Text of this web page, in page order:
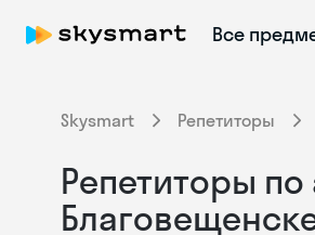
Все
Skysmart Репетиторы
Репетиторы по